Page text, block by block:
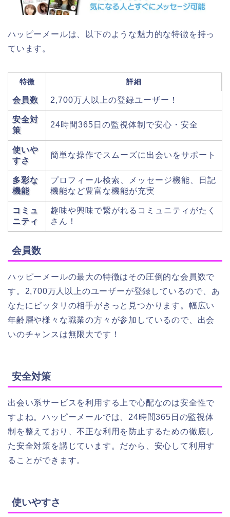
ハッピーメールは、以下のような魅力的な特徴を持っ
ています。
特徴 詳細
会員数 2,700万人以上の登録ユーザー！
安全対
策
24時間365日の監視体制で安心・安全
使いや
すさ
簡単な操作でスムーズに出会いをサポート
多彩な
機能
プロフィール検索、メッセージ機能、日記
機能など豊富な機能が充実
コミュ
ニティ
趣味や興味で繋がれるコミュニティがたく
さん！
会員数
ハッピーメールの最大の特徴はその圧倒的な会員数で
す。2,700万人以上のユーザーが登録しているので、あ
なたにピッタリの相手がきっと見つかります。幅広い
年齢層や様々な職業の方々が参加しているので、出会
いのチャンスは無限大です！
安全対策
出会い系サービスを利用する上で心配なのは安全性で
すよね。ハッピーメールでは、24時間365日の監視体
制を整えており、不正な利用を防止するための徹底し
た安全対策を講じています。だから、安心して利用す
ることができます。
使いやすさ